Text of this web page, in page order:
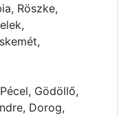
Röszke,
Gödöllő,
Dorog,